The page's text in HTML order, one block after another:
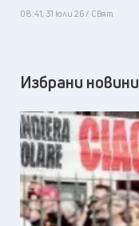
08:41, 31 юли 26 / Свят
Избрани новини